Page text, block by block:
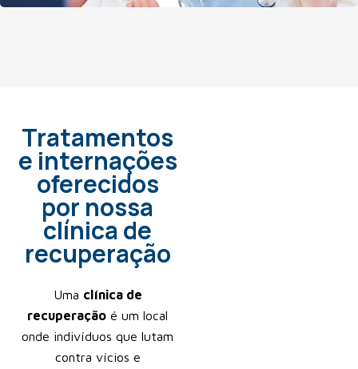
Tratamentos
e internações
oferecidos
por nossa
clínica de
recuperação
Uma clínica de
recuperação é um local
onde indivíduos que lutam
contra vícios e